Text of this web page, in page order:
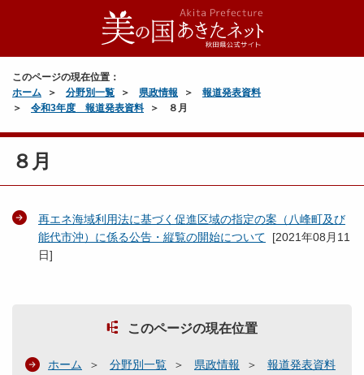
このページの現在位置：
ホーム
分野別一覧 県政情報
報道発表資料
令和3年度 報道発表資料
８月
８月
再エネ海域利用法に基づく促進区域の指定の案（八峰町及び
能代市沖）に係る公告・縦覧の開始について [2021年08月11
日]
このページの現在位置
ホーム 分野別一覧 県政情報
報道発表資料